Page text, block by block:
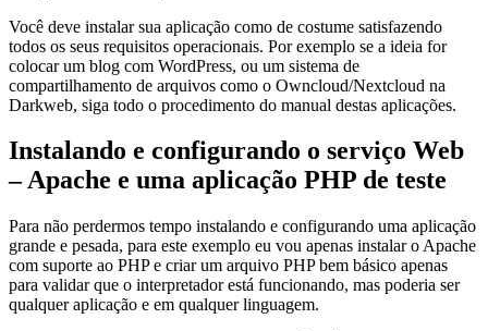
Você deve instalar sua aplicação como de costume satisfazendo
todos os seus requisitos operacionais. Por exemplo se a ideia for
colocar um blog com WordPress, ou um sistema de
compartilhamento de arquivos como o Owncloud/Nextcloud na
Darkweb, siga todo o procedimento do manual destas aplicações.
Instalando e configurando o serviço Web
– Apache e uma aplicação PHP de teste
Para não perdermos tempo instalando e configurando uma aplicação
grande e pesada, para este exemplo eu vou apenas instalar o Apache
com suporte ao PHP e criar um arquivo PHP bem básico apenas
para validar que o interpretador está funcionando, mas poderia ser
qualquer aplicação e em qualquer linguagem.